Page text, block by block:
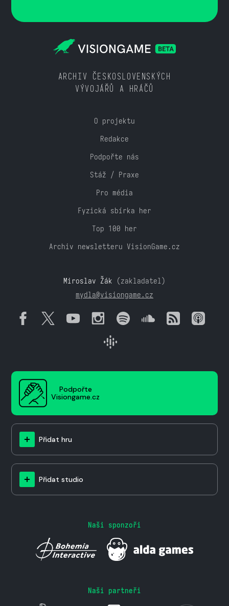
ARCHIV ČESKOSLOVENSKÝCH
VÝVOJÁŘŮ A HRÁČŮ
O projektu
Redakce
Podpořte nás
Stáž / Praxe
Pro média
Fyzická sbírka her
Top 100 her
Archiv newsletteru VisionGame.cz
Miroslav Žák (zakladatel)
mydla@visiongame.cz
Podpořte
Visiongame.cz
Přidat hru
Přidat studio
Naši sponzoři
Naši partneři